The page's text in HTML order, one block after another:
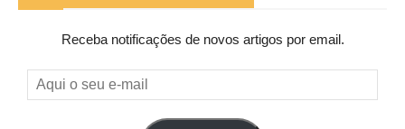
Receba notificações de novos artigos por email.
Aqui
o